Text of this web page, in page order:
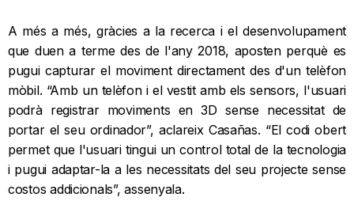
A més a més, gràcies a la recerca i el desenvolupament
que duen a terme des de l'any 2018, aposten perquè es
pugui capturar el moviment directament des d'un telèfon
mòbil. “Amb un telèfon i el vestit amb els sensors, l'usuari
podrà registrar moviments en 3D sense necessitat de
portar el seu ordinador”, aclareix Casañas. “El codi obert
permet que l'usuari tingui un control total de la tecnologia
i pugui adaptar-la a les necessitats del seu projecte sense
costos addicionals”, assenyala.